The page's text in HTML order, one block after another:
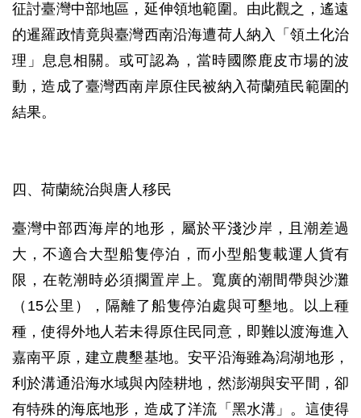
征討臺灣中部地區，延伸領地範圍。由此觀之，遙遠
的暹羅政情竟與臺灣西南沿海遭荷人納入「領土化治
理」息息相關。或可認為，當時國際鹿皮市場的波
動，造成了臺灣西南岸原住民被納入荷蘭殖民範圍的
結果。
四、荷蘭統治與唐人移民
臺灣中部西海岸的地形，屬於平淺沙岸，且潮差過
大，不適合大型船隻停泊，而小型船隻載運人貨有
限，在乾潮時必須擱置岸上。寬廣的潮間帶與沙灘
（15公里），隔離了船隻停泊處與可墾地。以上種
種，使得外地人若未得原住民同意，即難以渡海進入
嘉南平原，建立農墾基地。安平沿海雖為潟湖地形，
利於溝通沿海水域與內陸耕地，然澎湖與安平間，卻
有特殊的海底地形，造成了洋流「黑水溝」。這使得